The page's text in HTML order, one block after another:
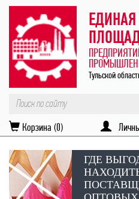
ЕДИНАЯ
Тульской
Корзина (0)
ГДЕ